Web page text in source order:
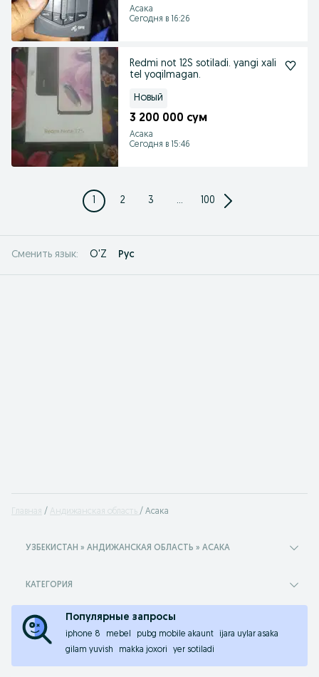
Асака
Сегодня в 16:26
Redmi not 12S sotiladi. yangi xali
tel yoqilmagan.
Новый
3 200 000 сум
Асака
Сегодня в 15:46
1 2 3 ... 100
Сменить язык: O'Z Рус
Главная Андижанская область Асака
УЗБЕКИСТАН » АНДИЖАНСКАЯ ОБЛАСТЬ » АСАКА
КАТЕГОРИЯ
Популярные запросы
iphone 8 mebel pubg mobile akaunt
ijara uylar asaka
gilam yuvish
makka joxori yer sotiladi